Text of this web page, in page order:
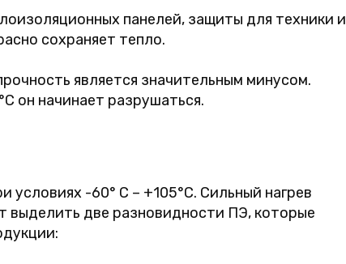
панелей, защиты для техники и
сохраняет тепло.
является значительным минусом.
он начинает разрушаться.
условиях -60° C – +105°C. Сильный нагрев
выделить две разновидности ПЭ, которые